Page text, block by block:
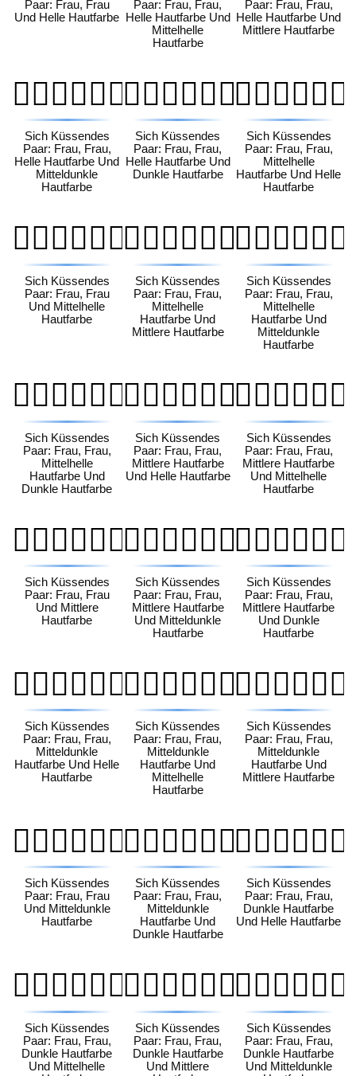
Paar: Frau, Frau
Und Helle Hautfarbe
Paar: Frau, Frau,
Helle Hautfarbe Und
Mittelhelle
Hautfarbe
Paar: Frau, Frau,
Helle Hautfarbe Und
Mittlere Hautfarbe
👩🏻‍❤️‍💋‍👩🏾
Sich Küssendes
Paar: Frau, Frau,
Helle Hautfarbe Und
Mitteldunkle
Hautfarbe
👩🏻‍❤️‍💋‍👩🏿
Sich Küssendes
Paar: Frau, Frau,
Helle Hautfarbe Und
Dunkle Hautfarbe
👩🏼‍❤️‍💋‍👩🏻
Sich Küssendes
Paar: Frau, Frau,
Mittelhelle
Hautfarbe Und Helle
Hautfarbe
👩🏼‍❤️‍💋‍👩🏼
Sich Küssendes
Paar: Frau, Frau
Und Mittelhelle
Hautfarbe
👩🏼‍❤️‍💋‍👩🏽
Sich Küssendes
Paar: Frau, Frau,
Mittelhelle
Hautfarbe Und
Mittlere Hautfarbe
👩🏼‍❤️‍💋‍👩🏾
Sich Küssendes
Paar: Frau, Frau,
Mittelhelle
Hautfarbe Und
Mitteldunkle
Hautfarbe
👩🏼‍❤️‍💋‍👩🏿
Sich Küssendes
Paar: Frau, Frau,
Mittelhelle
Hautfarbe Und
Dunkle Hautfarbe
👩🏽‍❤️‍💋‍👩🏻
Sich Küssendes
Paar: Frau, Frau,
Mittlere Hautfarbe
Und Helle Hautfarbe
👩🏽‍❤️‍💋‍👩🏼
Sich Küssendes
Paar: Frau, Frau,
Mittlere Hautfarbe
Und Mittelhelle
Hautfarbe
👩🏽‍❤️‍💋‍👩🏽
Sich Küssendes
Paar: Frau, Frau
Und Mittlere
Hautfarbe
👩🏽‍❤️‍💋‍👩🏾
Sich Küssendes
Paar: Frau, Frau,
Mittlere Hautfarbe
Und Mitteldunkle
Hautfarbe
👩🏽‍❤️‍💋‍👩🏿
Sich Küssendes
Paar: Frau, Frau,
Mittlere Hautfarbe
Und Dunkle
Hautfarbe
👩🏾‍❤️‍💋‍👩🏻
Sich Küssendes
Paar: Frau, Frau,
Mitteldunkle
Hautfarbe Und Helle
Hautfarbe
👩🏾‍❤️‍💋‍👩🏼
Sich Küssendes
Paar: Frau, Frau,
Mitteldunkle
Hautfarbe Und
Mittelhelle
Hautfarbe
👩🏾‍❤️‍💋‍👩🏽
Sich Küssendes
Paar: Frau, Frau,
Mitteldunkle
Hautfarbe Und
Mittlere Hautfarbe
👩🏾‍❤️‍💋‍👩🏾
Sich Küssendes
Paar: Frau, Frau
Und Mitteldunkle
Hautfarbe
👩🏾‍❤️‍💋‍👩🏿
Sich Küssendes
Paar: Frau, Frau,
Mitteldunkle
Hautfarbe Und
Dunkle Hautfarbe
👩🏿‍❤️‍💋‍👩🏻
Sich Küssendes
Paar: Frau, Frau,
Dunkle Hautfarbe
Und Helle Hautfarbe
👩🏿‍❤️‍💋‍👩🏼
Sich Küssendes
Paar: Frau, Frau,
Dunkle Hautfarbe
Und Mittelhelle
👩🏿‍❤️‍💋‍👩🏽
Sich Küssendes
Paar: Frau, Frau,
Dunkle Hautfarbe
Und Mittlere
👩🏿‍❤️‍💋‍👩🏾
Sich Küssendes
Paar: Frau, Frau,
Dunkle Hautfarbe
Und Mitteldunkle